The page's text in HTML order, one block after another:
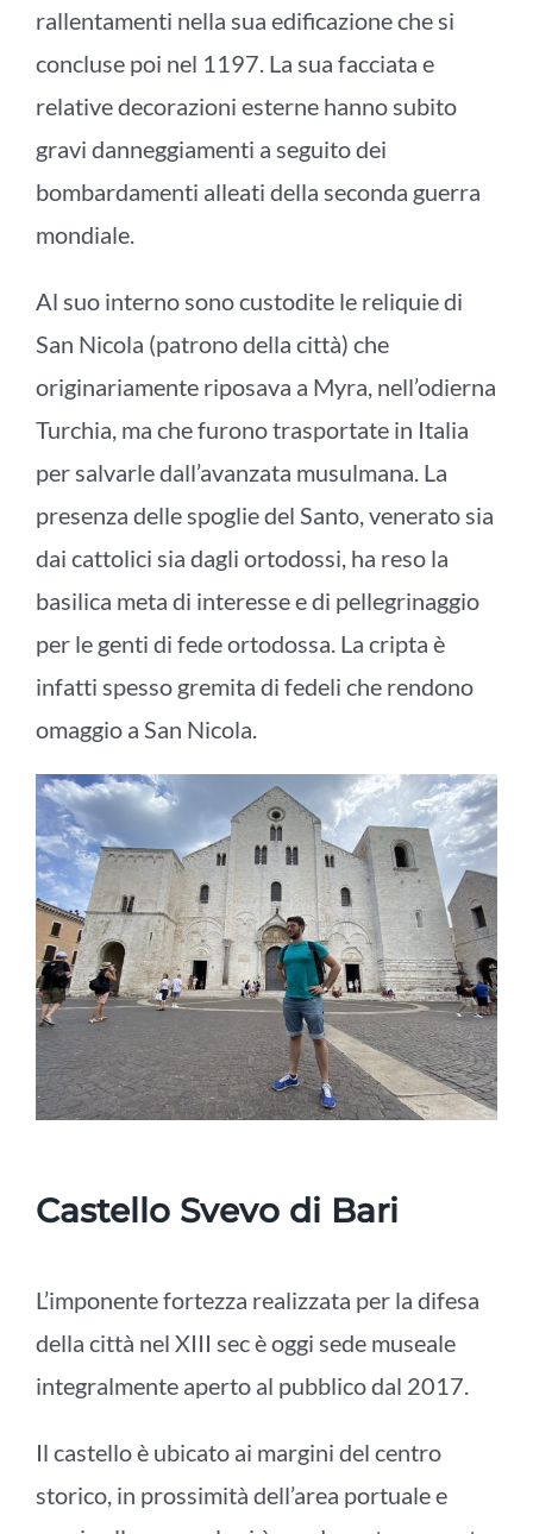
rallentamenti nella sua edificazione che si
concluse poi nel 1197. La sua facciata e
relative decorazioni esterne hanno subito
gravi danneggiamenti a seguito dei
bombardamenti alleati della seconda guerra
mondiale.
Al suo interno sono custodite le reliquie di
San Nicola (patrono della città) che
originariamente riposava a Myra, nell’odierna
Turchia, ma che furono trasportate in Italia
per salvarle dall’avanzata musulmana. La
presenza delle spoglie del Santo, venerato sia
dai cattolici sia dagli ortodossi, ha reso la
basilica meta di interesse e di pellegrinaggio
per le genti di fede ortodossa. La cripta è
infatti spesso gremita di fedeli che rendono
omaggio a San Nicola.
Castello Svevo di Bari
L’imponente fortezza realizzata per la difesa
della città nel XIII sec è oggi sede museale
integralmente aperto al pubblico dal 2017.
Il castello è ubicato ai margini del centro
storico, in prossimità dell’area portuale e